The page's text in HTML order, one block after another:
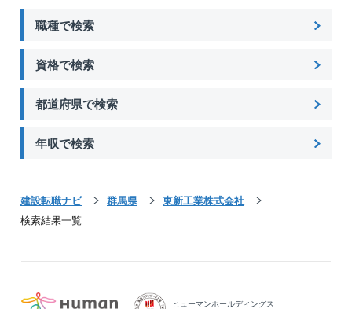
職種で検索
資格で検索
都道府県で検索
年収で検索
建設転職ナビ 群馬県
東新工業株式会社
検索結果一覧
ヒューマンホールディングス